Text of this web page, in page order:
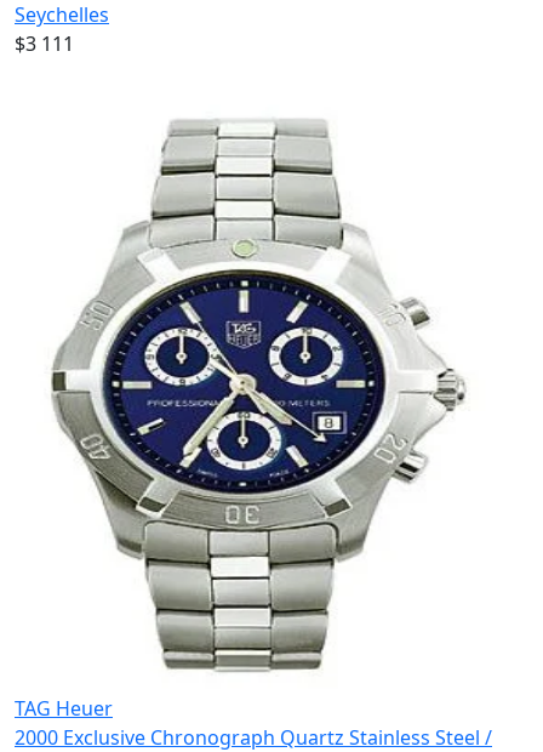
Seychelles
$3 111
TAG Heuer
2000 Exclusive Chronograph Quartz Stainless Steel /